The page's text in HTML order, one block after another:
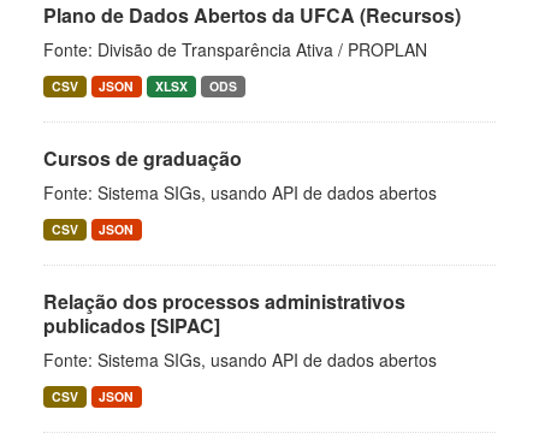
Plano de Dados Abertos da UFCA (Recursos)
Fonte: Divisão de Transparência Ativa / PROPLAN
CSV JSON XLSX ODS
Cursos de graduação
Fonte: Sistema SIGs, usando API de dados abertos
CSV JSON
Relação dos processos administrativos
publicados [SIPAC]
Fonte: Sistema SIGs, usando API de dados abertos
CSV JSON